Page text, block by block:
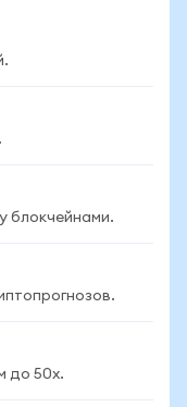
блокчейнами.
до 50x.